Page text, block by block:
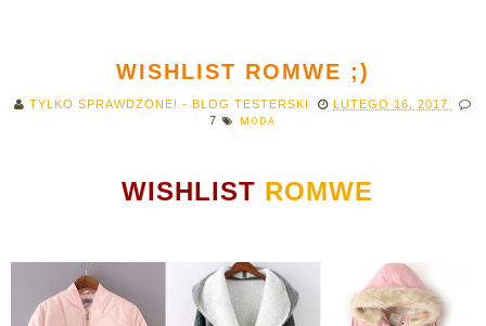
WISHLIST ROMWE ;)
TYLKO SPRAWDZONE! - BLOG TESTERSKI
LUTEGO 16, 2017
7
MODA
WISHLIST ROMWE